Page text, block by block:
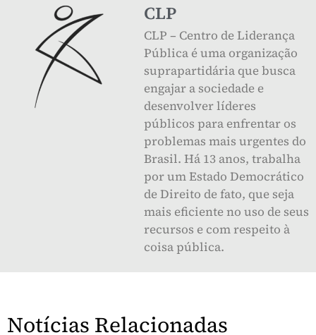
CLP
CLP – Centro de Liderança
Pública é uma organização
suprapartidária que busca
engajar a sociedade e
desenvolver líderes
públicos para enfrentar os
problemas mais urgentes do
Brasil. Há 13 anos, trabalha
por um Estado Democrático
de Direito de fato, que seja
mais eficiente no uso de seus
recursos e com respeito à
coisa pública.
Notícias Relacionadas